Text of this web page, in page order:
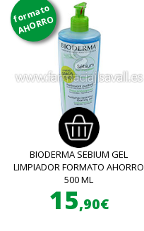
formato
AHORRO
BIODERMA SEBIUM GEL
LIMPIADOR FORMATO AHORRO
500 ML
15,90€